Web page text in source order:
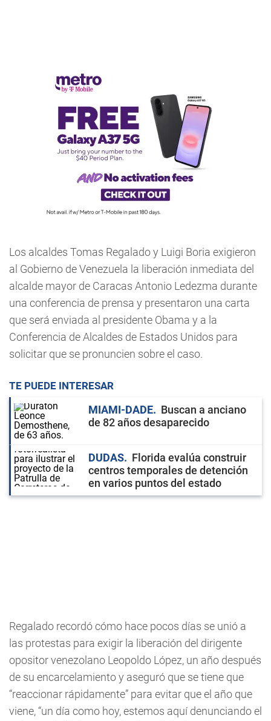
Los alcaldes Tomas Regalado y Luigi Boria exigieron
al Gobierno de Venezuela la liberación inmediata del
alcalde mayor de Caracas Antonio Ledezma durante
una conferencia de prensa y presentaron una carta
que será enviada al presidente Obama y a la
Conferencia de Alcaldes de Estados Unidos para
solicitar que se pronuncien sobre el caso.
TE PUEDE INTERESAR
MIAMI-DADE
Buscan a anciano
de 82 años desaparecido
DUDAS
Florida evalúa construir
centros temporales de detención
en varios puntos del estado
Regalado recordó cómo hace pocos días se unió a
las protestas para exigir la liberación del dirigente
opositor venezolano Leopoldo López, un año después
de su encarcelamiento y aseguró que se tiene que
“reaccionar rápidamente” para evitar que el año que
viene, “un día como hoy, estemos aquí denunciando el